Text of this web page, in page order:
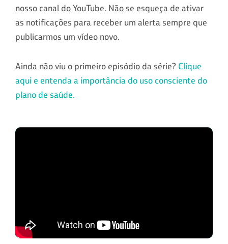
nosso canal do YouTube. Não se esqueça de ativar
as notificações para receber um alerta sempre que
publicarmos um vídeo novo.
Ainda não viu o primeiro episódio da série? Clique
aqui e entenda a importância do uso consciente do
plano de saúde.